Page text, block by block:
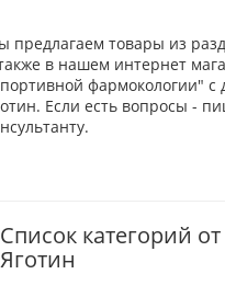
предлагаем товары из
в нашем интернет
фармокологии" с
Если есть вопросы -
Список категорий
Яготин